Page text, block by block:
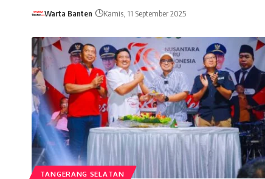
Warta Banten Kamis, 11 September 2025
TANGERANG SELATAN